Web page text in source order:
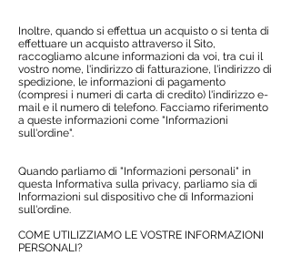
Inoltre, quando si effettua un acquisto o si tenta di
effettuare un acquisto attraverso il Sito,
raccogliamo alcune informazioni da voi, tra cui il
vostro nome, l'indirizzo di fatturazione, l'indirizzo di
spedizione, le informazioni di pagamento
(compresi i numeri di carta di credito) l'indirizzo e-
mail e il numero di telefono. Facciamo riferimento
a queste informazioni come "Informazioni
sull'ordine".
Quando parliamo di "Informazioni personali" in
questa Informativa sulla privacy, parliamo sia di
Informazioni sul dispositivo che di Informazioni
sull'ordine.
COME UTILIZZIAMO LE VOSTRE INFORMAZIONI
PERSONALI?